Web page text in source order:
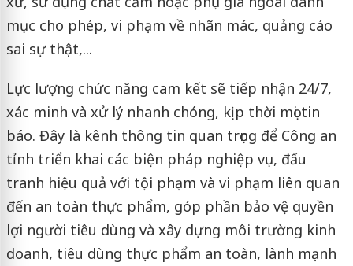
mục cho phép, vi phạm về nhãn mác, quảng cáo
sai sự thật,...
Lực lượng chức năng cam kết sẽ tiếp nhận 24/7,
xác minh và xử lý nhanh chóng, kịp thời mọi tin
báo. Đây là kênh thông tin quan trọng để Công an
tỉnh triển khai các biện pháp nghiệp vụ, đấu
tranh hiệu quả với tội phạm và vi phạm liên quan
đến an toàn thực phẩm, góp phần bảo vệ quyền
lợi người tiêu dùng và xây dựng môi trường kinh
doanh, tiêu dùng thực phẩm an toàn, lành mạnh